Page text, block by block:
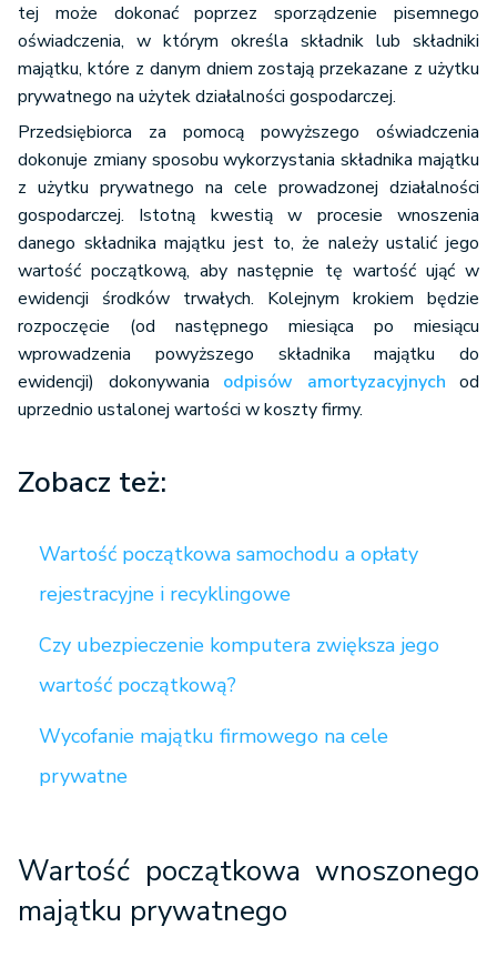
tej może dokonać poprzez sporządzenie pisemnego
oświadczenia, w którym określa składnik lub składniki
majątku, które z danym dniem zostają przekazane z użytku
prywatnego na użytek działalności gospodarczej.
Przedsiębiorca za pomocą powyższego oświadczenia
dokonuje zmiany sposobu wykorzystania składnika majątku
z użytku prywatnego na cele prowadzonej działalności
gospodarczej. Istotną kwestią w procesie wnoszenia
danego składnika majątku jest to, że należy ustalić jego
wartość początkową, aby następnie tę wartość ująć w
ewidencji środków trwałych. Kolejnym krokiem będzie
rozpoczęcie (od następnego miesiąca po miesiącu
wprowadzenia powyższego składnika majątku do
ewidencji) dokonywania odpisów amortyzacyjnych od
uprzednio ustalonej wartości w koszty firmy.
Zobacz też:
Wartość początkowa samochodu a opłaty
rejestracyjne i recyklingowe
Czy ubezpieczenie komputera zwiększa jego
wartość początkową?
Wycofanie majątku firmowego na cele
prywatne
Wartość początkowa wnoszonego
majątku prywatnego